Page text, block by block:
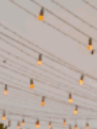
Zakelijk